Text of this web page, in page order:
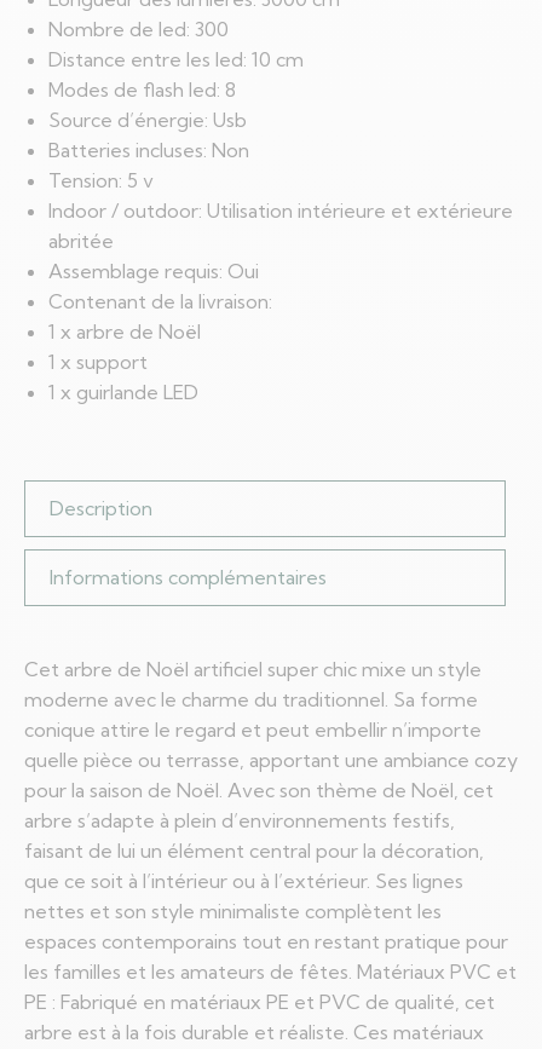
Nombre de led: 300
Distance entre les led: 10 cm
Modes de flash led: 8
Source d’énergie: Usb
Batteries incluses: Non
Tension: 5 v
Indoor / outdoor: Utilisation intérieure et extérieure
abritée
Assemblage requis: Oui
Contenant de la livraison:
1 x arbre de Noël
1 x support
1 x guirlande LED
Description
Informations complémentaires
Cet arbre de Noël artificiel super chic mixe un style
moderne avec le charme du traditionnel. Sa forme
conique attire le regard et peut embellir n’importe
quelle pièce ou terrasse, apportant une ambiance cozy
pour la saison de Noël. Avec son thème de Noël, cet
arbre s’adapte à plein d’environnements festifs,
faisant de lui un élément central pour la décoration,
que ce soit à l’intérieur ou à l’extérieur. Ses lignes
nettes et son style minimaliste complètent les
espaces contemporains tout en restant pratique pour
les familles et les amateurs de fêtes. Matériaux PVC et
PE : Fabriqué en matériaux PE et PVC de qualité, cet
arbre est à la fois durable et réaliste. Ces matériaux